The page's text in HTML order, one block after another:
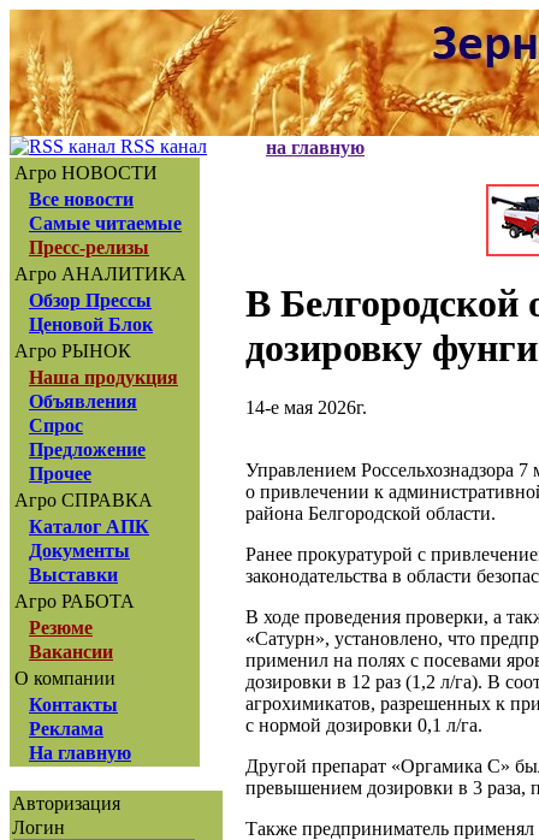
RSS канал
Агро НОВОСТИ
Все новости
Самые читаемые
Пресс-релизы
Агро АНАЛИТИКА
Обзор Прессы
Ценовой Блок
Агро РЫНОК
Наша продукция
Объявления
Спрос
Предложение
Прочее
Агро СПРАВКА
Каталог АПК
Документы
Выставки
Агро РАБОТА
Резюме
Вакансии
О компании
Контакты
Реклама
На главную
Авторизация
Логин
на главную
В Белгородской
дозировку
14-е мая 2026г.
Управлением Россельхознадзора
о привлечении к
района Белгородской области.
Ранее прокуратурой с
законодательства в области
В ходе проведения проверки, а
«Сатурн», установлено, что
применил на полях с посевами
дозировки в 12 раз (1,2 л/га). В
агрохимикатов, разрешенных к
с нормой дозировки 0,1 л/га.
Другой препарат «Оргамика С»
превышением дозировки в 3
Также предприниматель применял